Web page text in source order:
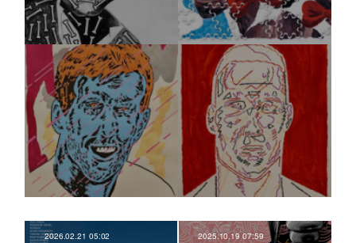
2026.02.21 05:02 2025.10.19 07:59